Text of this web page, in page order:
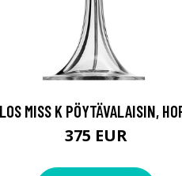
MISS K PÖYTÄVALAISIN,
375 EUR